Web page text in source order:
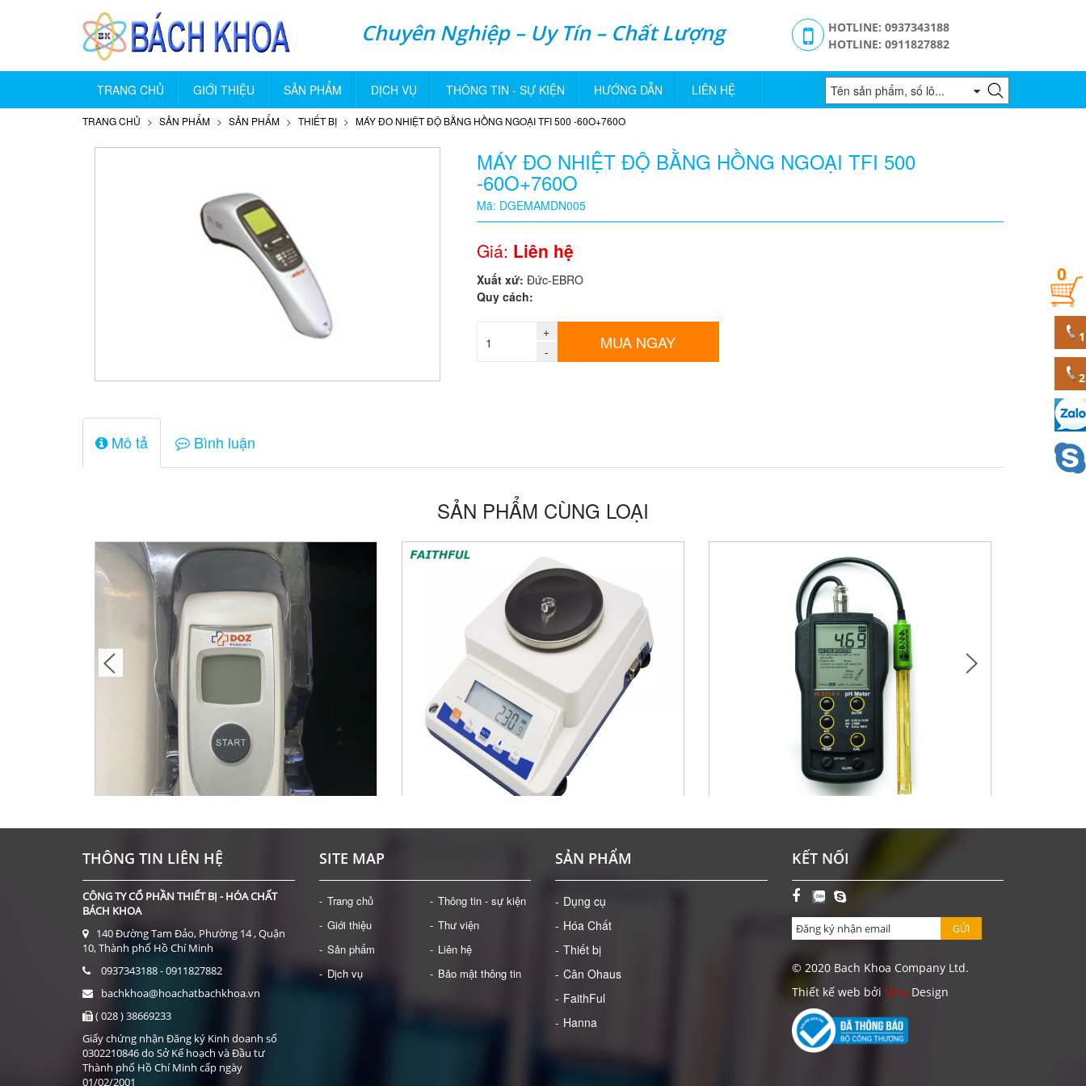
Chuyên Nghiệp – Uy Tín – Chất Lượng
HOTLINE: 0937343188
HOTLINE: 0911827882
TRANG CHỦ GIỚI THIỆU SẢN PHẨM DỊCH VỤ THÔNG TIN - SỰ KIỆN HƯỚNG DẪN LIÊN HỆ
0
TRANG CHỦ SẢN PHẨM SẢN PHẨM THIẾT BỊ MÁY ĐO NHIỆT ĐỘ BẰNG HỒNG NGOẠI TFI 500 -60O+760O
MÁY ĐO NHIỆT ĐỘ BẰNG HỒNG NGOẠI TFI 500
-60O+760O
Mã: DGEMAMDN005
Giá: Liên hệ
Xuất xứ: Đức-EBRO
Quy cách:
+
-
MUA NGAY
Mô tả Bình luận
SẢN PHẨM CÙNG LOẠI
NHIỆT KẾ HỒNG NGOẠI ĐO TRÁN MICROLIFE DOZ
Giá: Liên hệ
ĐẶT HÀNG
ĐẶT HÀNG
1
Giá: Liên hệ
ĐẶT HÀNG
THÔNG TIN LIÊN HỆ
CÔNG TY CỔ PHẦN THIẾT BỊ - HÓA CHẤT
BÁCH KHOA
140 Đường Tam Đảo, Phường 14 , Quận
10, Thành phố Hồ Chí Minh
0937343188 - 0911827882
bachkhoa@hoachatbachkhoa.vn
( 028 ) 38669233
Giấy chứng nhận Đăng ký Kinh doanh số
0302210846 do Sở Kế hoạch và Đầu tư
Thành phố Hồ Chí Minh cấp ngày
01/02/2001
SITE MAP
Trang chủ
Giới thiệu
Sản phẩm
Dịch vụ
Thông tin - sự kiện
Thư viện
Liên hệ
Bảo mật thông tin
SẢN PHẨM
Dụng cụ
Hóa Chất
Thiết bị
Cân Ohaus
FaithFul
Hanna
KẾT NỐI
GỬI
© 2020 Bach Khoa Company Ltd.
Thiết kế web bởi Vina Design